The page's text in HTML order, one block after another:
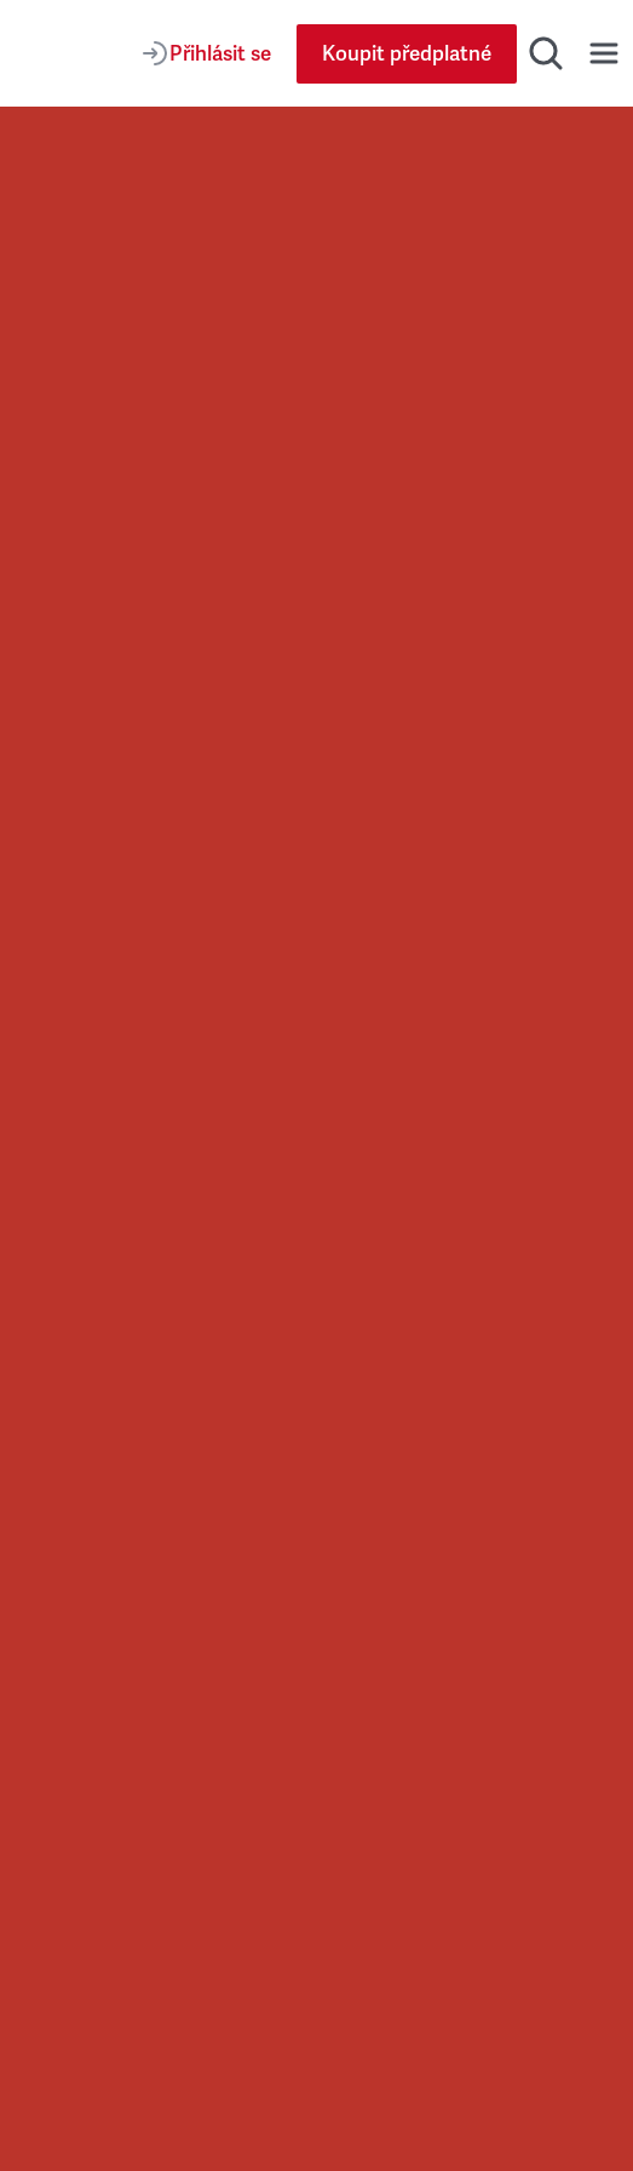
Přihlásit se Koupit předplatné